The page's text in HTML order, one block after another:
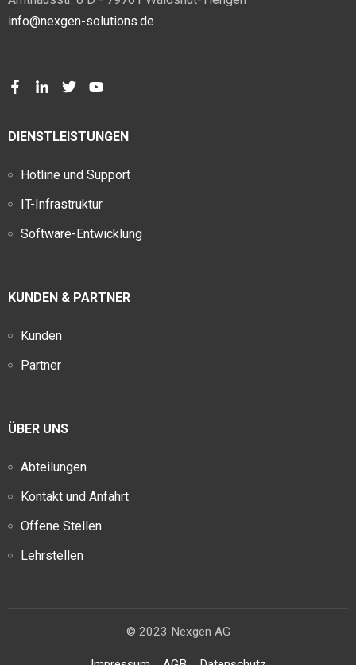
info@nexgen-solutions.de
DIENSTLEISTUNGEN
Hotline und Support
IT-Infrastruktur
Software-Entwicklung
KUNDEN & PARTNER
Kunden
Partner
ÜBER UNS
Abteilungen
Kontakt und Anfahrt
Offene Stellen
Lehrstellen
© 2023 Nexgen AG